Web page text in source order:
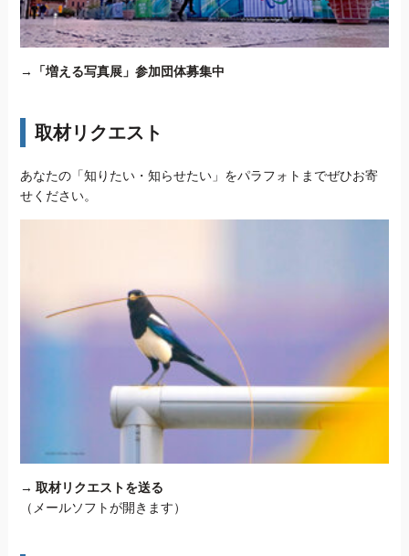
→ 「増える写真展」参加団体募集中
取材リクエスト
あなたの「知りたい・知らせたい」をパラフォトまでぜひお寄
せください。
→ 取材リクエストを送る
（メールソフトが開きます）